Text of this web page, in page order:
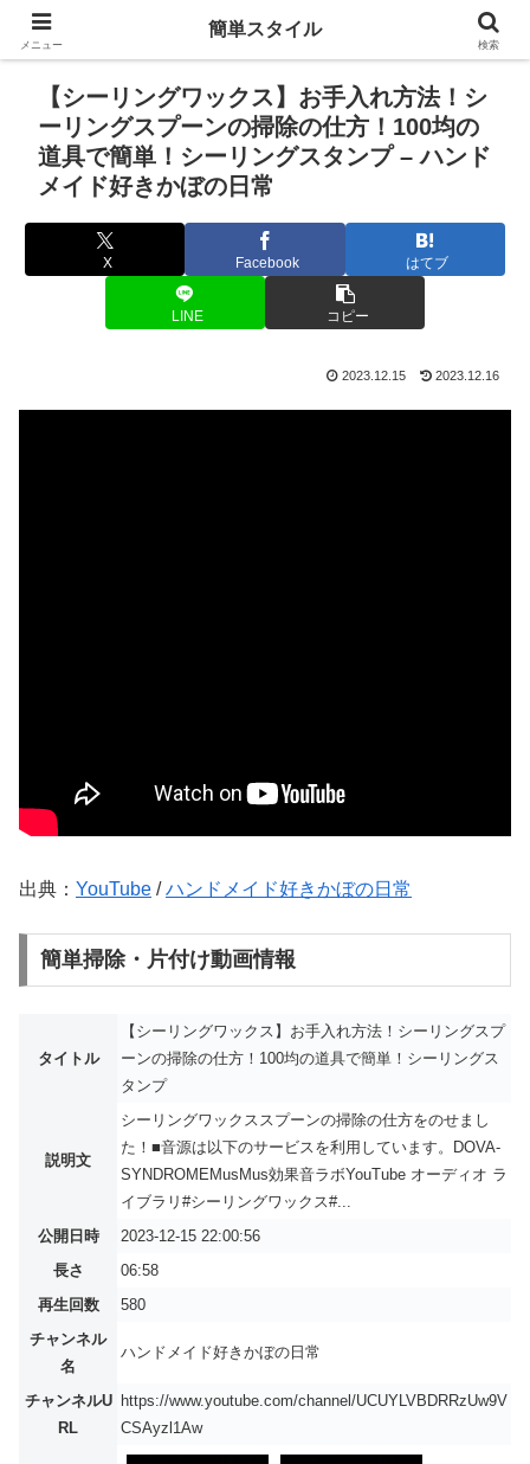
【シーリングワックス】お手入れ方法！シ
ーリングスプーンの掃除の仕方！100均の
道具で簡単！シーリングスタンプ – ハンド
メイド好きかぼの日常
X Facebook はてブ
LINE コピー
2023.12.15 2023.12.16
出典： YouTube /ハンドメイド好きかぼの日常
簡単掃除・片付け動画情報
タイトル
【シーリングワックス】お手入れ方法！シーリングスプ
ーンの掃除の仕方！100均の道具で簡単！シーリングス
タンプ
説明文
シーリングワックススプーンの掃除の仕方をのせまし
た！■音源は以下のサービスを利用しています。DOVA-
SYNDROMEMusMus効果音ラボYouTube オーディオ ラ
イブラリ#シーリングワックス#...
公開日時
2023-12-15 22:00:56
長さ
06:58
再生回数
580
チャンネル
名
ハンドメイド好きかぼの日常
チャンネルU
RL
https://www.youtube.com/channel/UCUYLVBDRRzUw9V
CSAyzl1Aw
メニュー
簡単スタイル
検索